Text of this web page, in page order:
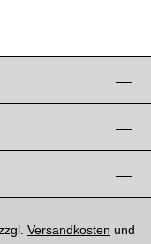
Versandkosten und